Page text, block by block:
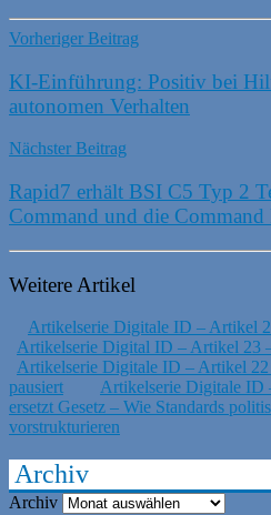
Vorheriger Beitrag
KI-Einführung: Positiv bei
autonomen Verhalten
Nächster Beitrag
Rapid7 erhält BSI C5 Typ 2
Command und die Command
Weitere Artikel
Artikelserie Digitale ID – Artikel
Artikelserie Digital ID – Artikel 23
Artikelserie Digitale ID – Artikel
pausiert
Artikelserie Digitale ID
ersetzt Gesetz – Wie Standards
vorstrukturieren
Archiv
Archiv